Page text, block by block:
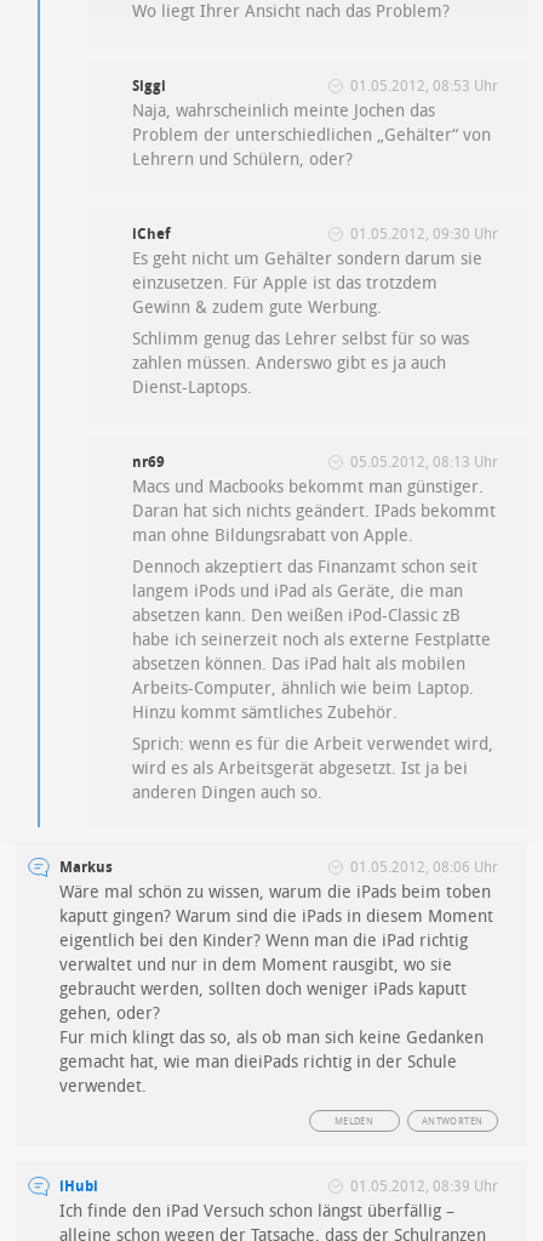
Wo liegt Ihrer Ansicht nach das Problem?
Siggi 01.05.2012, 08:53 Uhr
Naja, wahrscheinlich meinte Jochen das
Problem der unterschiedlichen „Gehälter“ von
Lehrern und Schülern, oder?
iChef 01.05.2012, 09:30 Uhr
Es geht nicht um Gehälter sondern darum sie
einzusetzen. Für Apple ist das trotzdem
Gewinn & zudem gute Werbung.
Schlimm genug das Lehrer selbst für so was
zahlen müssen. Anderswo gibt es ja auch
Dienst-Laptops.
nr69 05.05.2012, 08:13 Uhr
Macs und Macbooks bekommt man günstiger.
Daran hat sich nichts geändert. IPads bekommt
man ohne Bildungsrabatt von Apple.
Dennoch akzeptiert das Finanzamt schon seit
langem iPods und iPad als Geräte, die man
absetzen kann. Den weißen iPod-Classic zB
habe ich seinerzeit noch als externe Festplatte
absetzen können. Das iPad halt als mobilen
Arbeits-Computer, ähnlich wie beim Laptop.
Hinzu kommt sämtliches Zubehör.
Sprich: wenn es für die Arbeit verwendet wird,
wird es als Arbeitsgerät abgesetzt. Ist ja bei
anderen Dingen auch so.
Markus 01.05.2012, 08:06 Uhr
Wäre mal schön zu wissen, warum die iPads beim toben
kaputt gingen? Warum sind die iPads in diesem Moment
eigentlich bei den Kinder? Wenn man die iPad richtig
verwaltet und nur in dem Moment rausgibt, wo sie
gebraucht werden, sollten doch weniger iPads kaputt
gehen, oder?
Fur mich klingt das so, als ob man sich keine Gedanken
gemacht hat, wie man dieiPads richtig in der Schule
verwendet.
ANTWORTEN
MELDEN
iHubi 01.05.2012, 08:39 Uhr
Ich finde den iPad Versuch schon längst überfällig –
alleine schon wegen der Tatsache, dass der Schulranzen